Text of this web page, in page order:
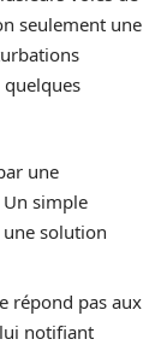
seulement une
une
simple
solution
répond pas aux
notifiant